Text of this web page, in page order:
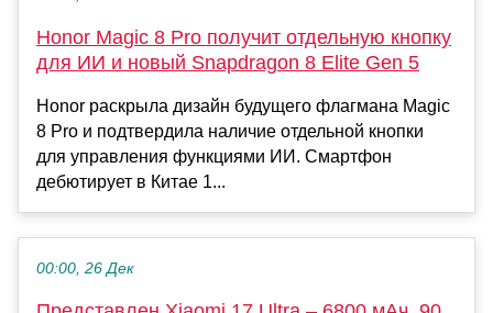
Honor Magic 8 Pro получит отдельную кнопку
для ИИ и новый Snapdragon 8 Elite Gen 5
Honor раскрыла дизайн будущего флагмана Magic
8 Pro и подтвердила наличие отдельной кнопки
для управления функциями ИИ. Смартфон
дебютирует в Китае 1...
00:00, 26 Дек